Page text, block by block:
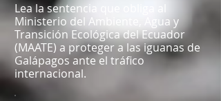
Lea la sentencia que obliga al
Ministerio del Ambiente, Agua y
Transición Ecológica del Ecuador
(MAATE) a proteger a las iguanas de
Galápagos ante el tráfico
internacional.